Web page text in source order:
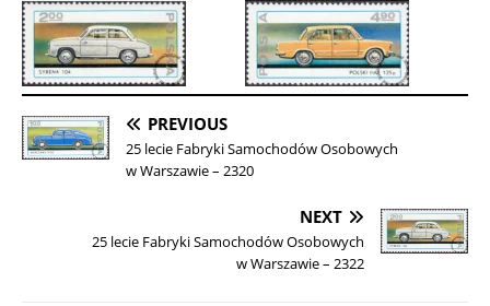
PREVIOUS
25 lecie Fabryki Samochodów Osobowych
w Warszawie – 2320
NEXT
25 lecie Fabryki Samochodów Osobowych
w Warszawie – 2322